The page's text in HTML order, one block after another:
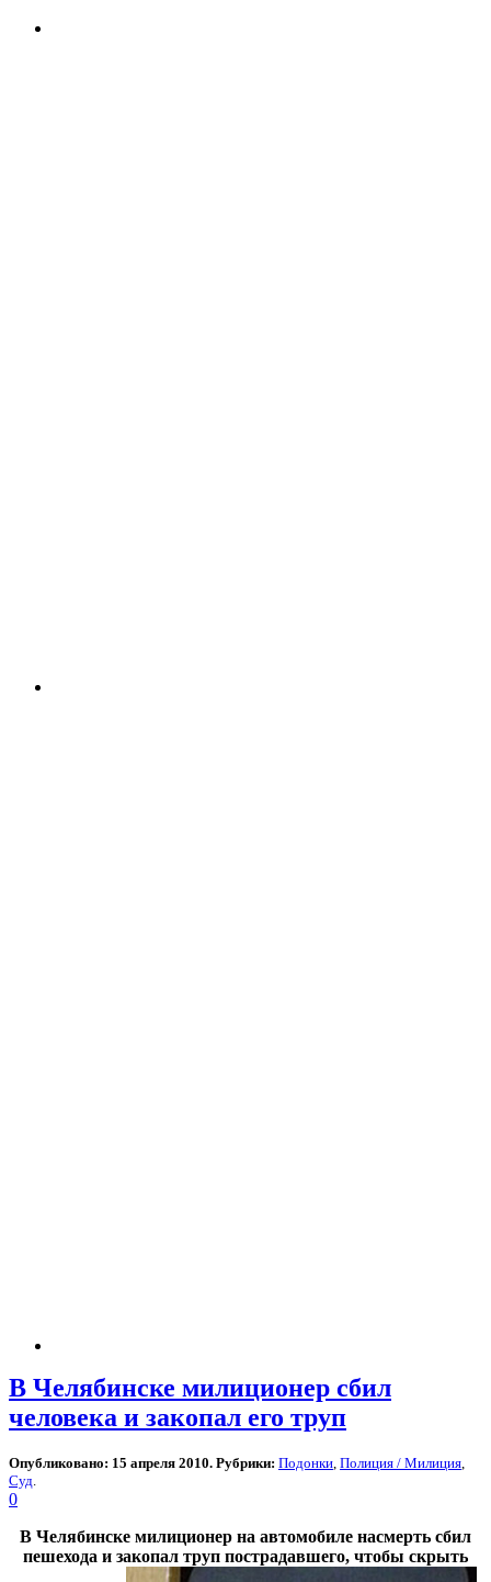
В Челябинске милиционер сбил
человека и закопал его труп
Опубликовано: 15 апреля 2010. Рубрики: Подонки Полиция / Милиция
Суд
0
В Челябинске милиционер на автомобиле насмерть сбил
пешехода и закопал труп пострадавшего, чтобы скрыть